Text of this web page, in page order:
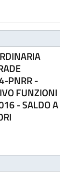
PNRR -
FUNZIONI
- SALDO A